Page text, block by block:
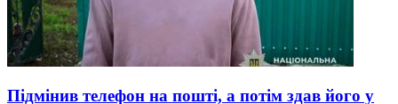
Підмінив телефон на пошті, а потім здав його у